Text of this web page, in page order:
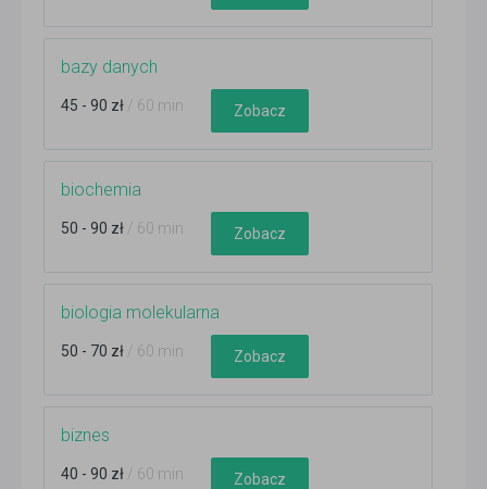
bazy danych
45 - 90 zł / 60 min Zobacz
biochemia
50 - 90 zł / 60 min Zobacz
biologia molekularna
50 - 70 zł / 60 min Zobacz
biznes
40 - 90 zł / 60 min Zobacz